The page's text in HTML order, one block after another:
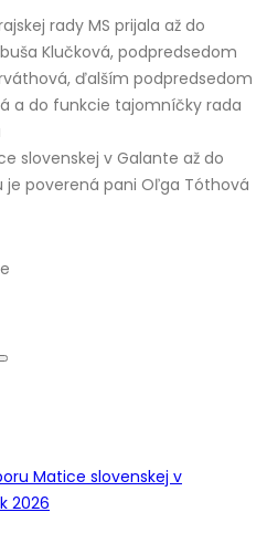
rady MS prijala až do
Klučková, podpredsedom
ďalším podpredsedom
a do funkcie tajomníčky rada
slovenskej v Galante až do
je poverená pani Oľga Tóthová
Matice slovenskej v
2026